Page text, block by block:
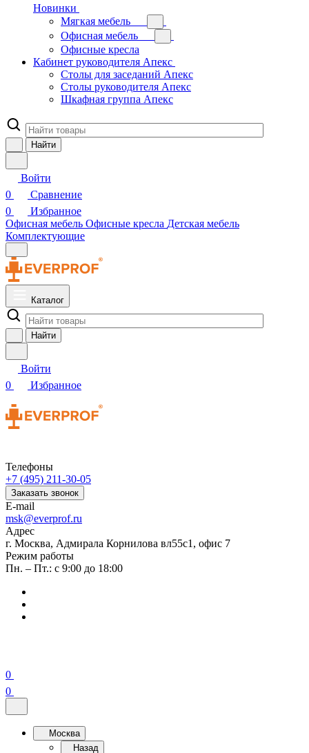
Новинки
Мягкая мебель
Офисная мебель
Офисные кресла
Кабинет руководителя Апекс
Столы для заседаний Апекс
Столы руководителя Апекс
Шкафная группа Апекс
Найти
Войти
0
Сравнение
0
Избранное
Офисная мебель Офисные кресла Детская мебель
Комплектующие
Каталог
Найти
Войти
0
Избранное
Телефоны
+7 (495) 211-30-05
Заказать звонок
E-mail
msk@everprof.ru
Адрес
г. Москва, Адмирала Корнилова вл55с1, офис 7
Режим работы
Пн. – Пт.: с 9:00 до 18:00
0
0
Москва
Назад